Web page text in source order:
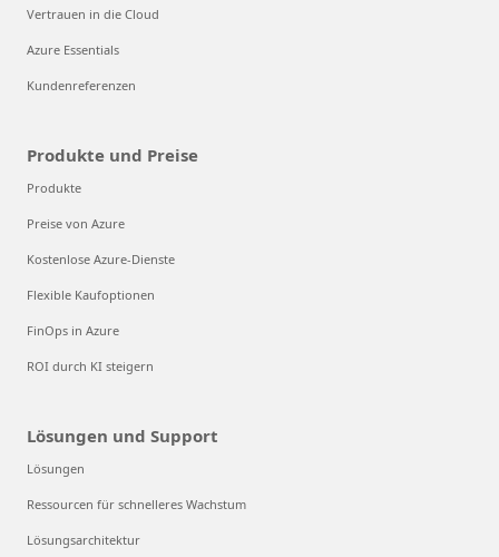
Vertrauen in die Cloud
Azure Essentials
Kundenreferenzen
Produkte und Preise
Produkte
Preise von Azure
Kostenlose Azure-Dienste
Flexible Kaufoptionen
FinOps in Azure
ROI durch KI steigern
Lösungen und Support
Lösungen
Ressourcen für schnelleres Wachstum
Lösungsarchitektur